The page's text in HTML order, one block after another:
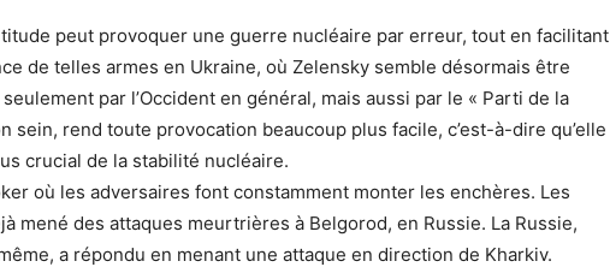
peut provoquer une guerre nucléaire par erreur, tout en facilitant
de telles armes en Ukraine, où Zelensky semble désormais être
par l’Occident en général, mais aussi par le « Parti de la
sein, rend toute provocation beaucoup plus facile, c’est-à-dire qu’elle
crucial de la stabilité nucléaire.
où les adversaires font constamment monter les enchères. Les
mené des attaques meurtrières à Belgorod, en Russie. La Russie,
a répondu en menant une attaque en direction de Kharkiv.